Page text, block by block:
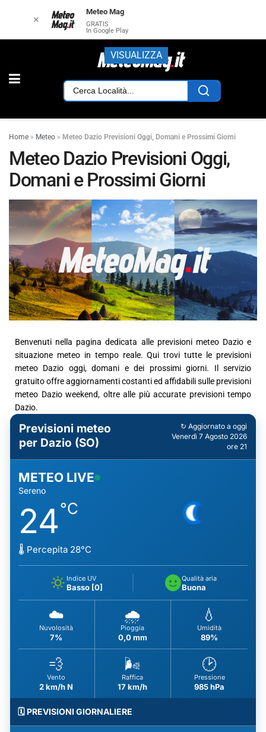
Home » Meteo » Meteo Dazio Previsioni Oggi, Domani e Prossimi Giorni
Meteo Dazio Previsioni Oggi,
Domani e Prossimi Giorni
Benvenuti nella pagina dedicata alle previsioni meteo Dazio e
situazione meteo in tempo reale. Qui trovi tutte le previsioni
meteo Dazio oggi, domani e dei prossimi giorni. Il servizio
gratuito offre aggiornamenti costanti ed affidabili sulle previsioni
meteo Dazio weekend, oltre alle più accurate previsioni tempo
Dazio.
Previsioni meteo
per Dazio (SO)
↻ Aggiornato a oggi
Venerdì 7 Agosto 2026
ore 21
METEO LIVE
Sereno
24°C
🌡️ Percepita 28°C
Indice UV
Basso [0]
Qualità aria
Buona
☁️
Nuvolosità
7%
🌧️
Pioggia
0,0 mm
💧
Umidità
89%
💨
Vento
2 km/h N
🌬️
Raffica
17 km/h
🕑
Pressione
985 hPa
🗓️ PREVISIONI GIORNALIERE
✕
Meteo Mag
GRATIS
In Google Play
VISUALIZZA